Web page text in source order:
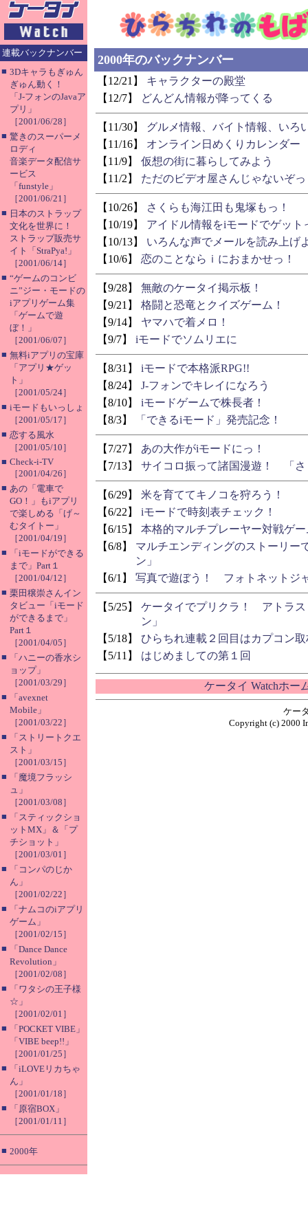
連載バックナンバー
■ 3Dキャラもぎゅん
ぎゅん動く！
「J-フォンのJavaア
プリ」
［2001/06/28］
■ 驚きのスーパーメ
ロディ
音楽データ配信サ
ービス
「funstyle」
［2001/06/21］
■ 日本のストラップ
文化を世界に！
ストラップ販売サ
イト「StraPya!」
［2001/06/14］
■ “ゲームのコンビ
ニ”ジー・モードの
iアプリゲーム集
「ゲームで遊
ぼ！」
［2001/06/07］
■ 無料iアプリの宝庫
「アプリ★ゲッ
ト」
［2001/05/24］
■ iモードもいっしょ
［2001/05/17］
■ 恋する風水
［2001/05/10］
■ Check-i-TV
［2001/04/26］
■ あの「電車で
GO！」もiアプリ
で楽しめる「げ～
むタイトー」
［2001/04/19］
■
「iモードができる
まで」Part１
［2001/04/12］
■ 栗田穣崇さんイン
タビュー「iモード
ができるまで」
Part１
［2001/04/05］
■
「ハニーの香水シ
ョップ」
［2001/03/29］
■
「avexnet
Mobile」
［2001/03/22］
■
「ストリートクエ
スト」
［2001/03/15］
■
「魔境フラッシ
ュ」
［2001/03/08］
■
「スティックショ
ットMX」＆「プ
チショット」
［2001/03/01］
■
「コンパのじか
ん」
［2001/02/22］
■
「ナムコのiアプリ
ゲーム」
［2001/02/15］
■
「Dance Dance
Revolution」
［2001/02/08］
■
「ワタシの王子様
☆」
［2001/02/01］
■
「POCKET VIBE」
「VIBE beep!!」
［2001/01/25］
■
「iLOVEリカちゃ
ん」
［2001/01/18］
■
「原宿BOX」
［2001/01/11］
■ 2000年
2000年のバックナンバー
【12/21】
キャラクターの殿堂
【12/7】
どんどん情報が降ってくる
【11/30】
グルメ情報、バイト情報、いろ
【11/16】
オンライン日めくりカレンダー
【11/9】
仮想の街に暮らしてみよう
【11/2】
ただのビデオ屋さんじゃないぞっ
【10/26】
さくらも海江田も鬼塚もっ！
【10/19】
アイドル情報をiモードでゲット
【10/13】
いろんな声でメールを読み上げ
【10/6】
恋のことならｉにおまかせっ！
【9/28】
無敵のケータイ掲示板！
【9/21】
格闘と恐竜とクイズゲーム！
【9/14】
ヤマハで着メロ！
【9/7】
iモードでソムリエに
【8/31】
iモードで本格派RPG!!
【8/24】
J-フォンでキレイになろう
【8/10】
iモードゲームで株長者！
【8/3】
「できるiモード」発売記念！
【7/27】
あの大作がiモードにっ！
【7/13】
サイコロ振って諸国漫遊！ 「さ
【6/29】
米を育ててキノコを狩ろう！
【6/22】
iモードで時刻表チェック！
【6/15】
本格的マルチプレーヤー対戦ゲ
【6/8】
マルチエンディングのストーリ
ン」
【6/1】
写真で遊ぼう！ フォトネットジ
【5/25】
ケータイでプリクラ！ アトラス
ン」
【5/18】
ひらちれ連載２回目はカプコン取
【5/11】
はじめましての第１回
ケータイ Watchホー
ケー
Copyright (c) 2000